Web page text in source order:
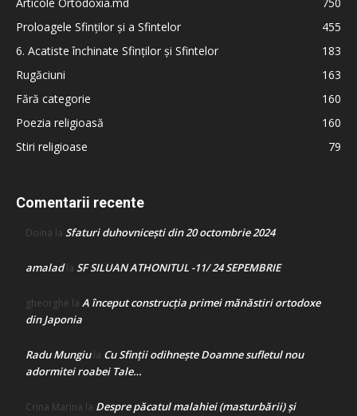
Proloagele Sfinților și a Sfintelor
455
6. Acatiste închinate Sfinților și Sfintelor
183
Rugăciuni
163
Fără categorie
160
Poezia religioasă
160
Stiri religioase
79
Comentarii recente
Doina la Sfaturi duhovnicești din 20 octombrie 2024
amaladla SF SILUAN ATHONITUL -11/ 24 SEPEMBRIE
gheorghe la A început construcţia primei mănăstiri ortodoxe
din Japonia
Radu Mungiula Cu Sfinții odihnește Doamne sufletul nou
adormitei roabei Tale…
Crina Marina la Despre păcatul malahiei (masturbării) şi